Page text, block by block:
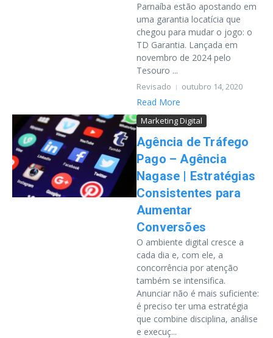
Parnaíba estão apostando em
uma garantia locatícia que
chegou para mudar o jogo: o
TD Garantia. Lançada em
novembro de 2024 pelo
Tesouro ...
Revisado outubro 14, 2020
Read More
Marketing Digital
Agência de Tráfego
Pago – Agência
Nagase | Estratégias
Consistentes para
Aumentar
Conversões
O ambiente digital cresce a
cada dia e, com ele, a
concorrência por atenção
também se intensifica.
Anunciar não é mais suficiente:
é preciso ter uma estratégia
que combine disciplina, análise
e execuç...